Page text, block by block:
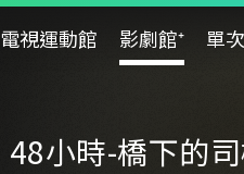
電視運動館 影劇館⁺ 單
48小時-橋下的